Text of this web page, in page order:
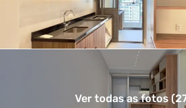
Ver todas as fotos